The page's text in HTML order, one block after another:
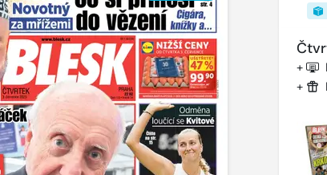
+
+